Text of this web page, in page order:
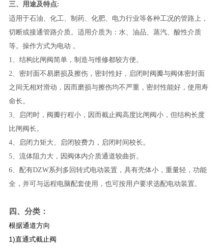
三、 用途及特点:
适用于石油、化工、制药、化肥、电力行业等各种工况的管路上，
切断或接通管路介质。适用介质为：水、油品、蒸汽、酸性介质
等。操作方式为电动 。
1、结构比闸阀简单，制造与维修都较方便。
2、密封面不易磨损及擦伤，密封性好，启闭时阀瓣与阀体密封面
之间无相对滑动，因而磨损与擦伤均不严重，密封性能好，使用寿
命长。
3、启闭时，阀瓣行程小，因而截止阀高度比闸阀小，但结构长度
比闸阀长。
4、启闭力矩大、启闭较费力，启闭时间校长。
5、流体阻力大，因阀体内介质通道较曲折。
6、配有DZW系列多回转式电动装置，具有壳体小，重量轻，功能
全，并可与远程电脑配套使用，也可按用户要求选配电动装置。
四、分类：
根据通道方向
1)直通式截止阀